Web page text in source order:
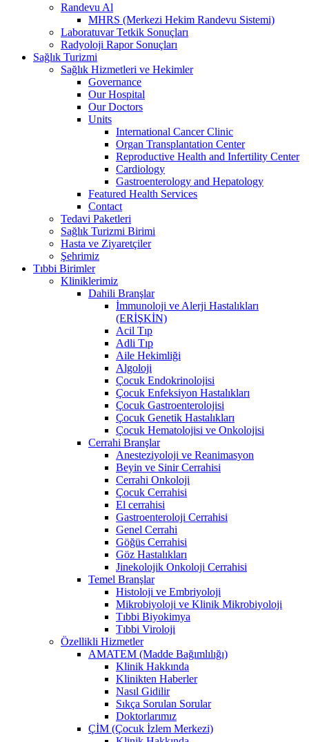
Randevu Al
MHRS (Merkezi Hekim Randevu Sistemi)
Laboratuvar Tetkik Sonuçları
Radyoloji Rapor Sonuçları
Sağlık Turizmi
Sağlık Hizmetleri ve Hekimler
Governance
Our Hospital
Our Doctors
Units
International Cancer Clinic
Organ Transplantation Center
Reproductive Health and Infertility Center
Cardiology
Gastroenterology and Hepatology
Featured Health Services
Contact
Tedavi Paketleri
Sağlık Turizmi Birimi
Hasta ve Ziyaretçiler
Şehrimiz
Tıbbi Birimler
Kliniklerimiz
Dahili Branşlar
İmmunoloji ve Alerji Hastalıkları
(ERİŞKİN)
Acil Tıp
Adli Tıp
Aile Hekimliği
Algoloji
Çocuk Endokrinolojisi
Çocuk Enfeksiyon Hastalıkları
Çocuk Gastroenterolojisi
Çocuk Genetik Hastalıkları
Çocuk Hematolojisi ve Onkolojisi
Cerrahi Branşlar
Anesteziyoloji ve Reanimasyon
Beyin ve Sinir Cerrahisi
Cerrahi Onkoloji
Çocuk Cerrahisi
El cerrahisi
Gastroenteroloji Cerrahisi
Genel Cerrahi
Göğüs Cerrahisi
Göz Hastalıkları
Jinekolojik Onkoloji Cerrahisi
Temel Branşlar
Histoloji ve Embriyoloji
Mikrobiyoloji ve Klinik Mikrobiyoloji
Tıbbi Biyokimya
Tıbbi Viroloji
Özellikli Hizmetler
AMATEM (Madde Bağımlılığı)
Klinik Hakkında
Klinikten Haberler
Nasıl Gidilir
Sıkça Sorulan Sorular
Doktorlarımız
ÇİM (Çocuk İzlem Merkezi)